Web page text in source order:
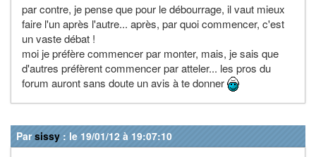
par contre, je pense que pour le débourrage, il vaut mieux
faire l'un après l'autre... après, par quoi commencer, c'est
un vaste débat !
moi je préfère commencer par monter, mais, je sais que
d'autres préfèrent commencer par atteler... les pros du
forum auront sans doute un avis à te donner
Parsissy : le 19/01/12 à 19:07:10